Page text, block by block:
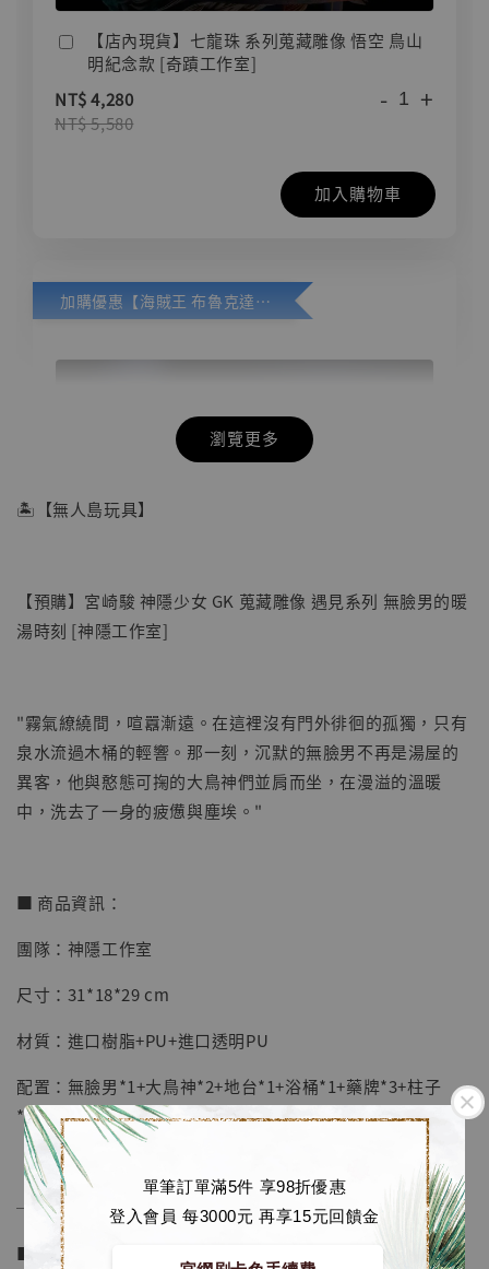
單筆訂單滿5件 享98折優惠
登入會員 每3000元 再享15元回饋金
【店內現貨】七龍珠 系列蒐藏雕像 悟空 鳥山
明紀念款 [奇蹟工作室]
NT$ 4,280
NT$ 5,580
- +
加入購物車
加購優惠【海賊王 布魯克達摩 [7STARS Studio]】
【店內現貨】海賊王 系列蒐藏雕像 布魯克達
摩 [7STARS Studio]
NT$ 1,500
瀏覽更多
🏝【無人島玩具】
【預購】宮崎駿 神隱少女 GK 蒐藏雕像 遇見系列 無臉男的暖
湯時刻 [神隱工作室]
"霧氣繚繞間，喧囂漸遠。在這裡沒有門外徘徊的孤獨，只有
泉水流過木桶的輕響。那一刻，沉默的無臉男不再是湯屋的
異客，他與憨態可掬的大鳥神們並肩而坐，在漫溢的溫暖
中，洗去了一身的疲憊與塵埃。"
■ 商品資訊：
團隊：神隱工作室
尺寸：31*18*29 cm
材質：進口樹脂+PU+進口透明PU
配置：無臉男*1+大鳥神*2+地台*1+浴桶*1+藥牌*3+柱子
*4+注連繩*2+毛巾*2
──────────────
■ 販售資訊 (NT$)：